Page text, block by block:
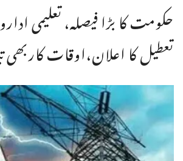
حکومت کا بڑا فیصلہ، تعلیمی
تعطیل کا اعلان،اوقات کاربھی